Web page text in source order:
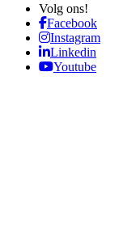
Volg ons!
Facebook
Instagram
Linkedin
Youtube